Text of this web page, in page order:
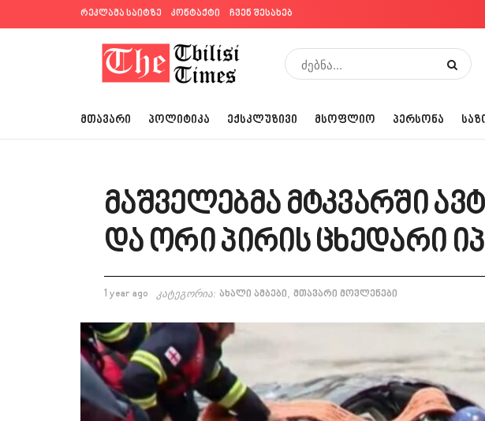
რეკლამა საიტზე კონტაქტი ჩვენ შესახებ
ᲛᲗᲐᲕᲐᲠᲘ ᲞᲝᲚᲘᲢᲘᲙᲐ ᲔᲥᲡᲙᲚᲣᲖᲘᲕᲘ ᲛᲡᲝᲤᲚᲘᲝ ᲞᲔᲠᲡᲝᲜᲐ
მაშველებმა მტკვარში
და ორი პირის ცხედარი
1 year ago კატეგორია: ახალი ამბები, მთავარი მოვლენები